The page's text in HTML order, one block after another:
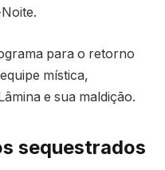
para o retorno
mística,
e sua maldição.
sequestrados